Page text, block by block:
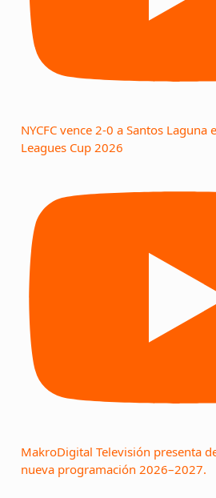
NYCFC vence 2-0 a Santos Laguna
Leagues Cup 2026
MakroDigital Televisión presenta
nueva programación 2026–2027.